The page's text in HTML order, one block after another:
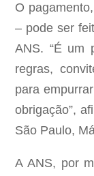
O
– pode ser
ANS. “É um
regras,
para
obrigação”,
São Paulo,
A ANS, por